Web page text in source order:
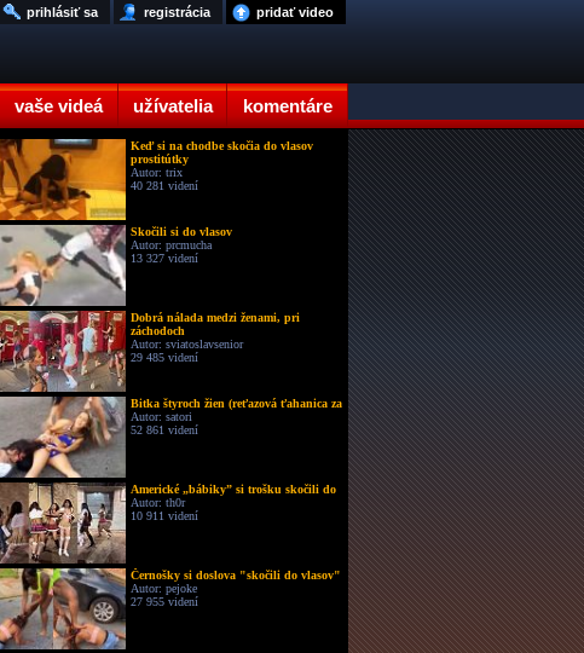
vaše videá užívatelia komentáre
pridať video
registrácia
prihlásiť sa
Keď si na chodbe skočia do vlasov
prostitútky
Autor: trix
40 281 videní
Skočili si do vlasov
Autor: prcmucha
13 327 videní
Dobrá nálada medzi ženami, pri
záchodoch
Autor: sviatoslavsenior
29 485 videní
Bitka štyroch žien (reťazová ťahanica za
Autor: satori
52 861 videní
Americké „bábiky” si trošku skočili do
Autor: th0r
10 911 videní
Černošky si doslova "skočili do vlasov"
Autor: pejoke
27 955 videní